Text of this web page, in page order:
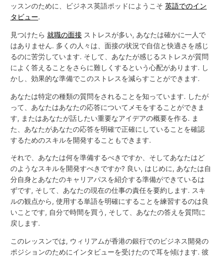
ッスンのために、ビジネス英語ポッドにようこそ英語でのイン
タビュー.
見つけたら就職の面接 ストレスが多い, あなたは確かに一人で
はありません. 多くの人々は、面接の状況で自信と快適さを感じ
るのに苦労しています. そして、あなたが感じるストレスが質問
によく答えることをさらに難しくするという心配があります. し
かし、効果的な準備でこのストレスを減らすことができます.
あなたは特定の種類の質問をされることを知っています. したが
って、あなたはあなたの応答についてメモをすることができま
す, またはあなたが話したい重要なアイデアの概要を作る. ま
た、あなたがあなたの応答を明確で正確にしていることを確認
するためのスキルを開発することもできます.
それで、あなたは何を準備するべきですか、そしてあなたはど
のようなスキルを開発すべきですか? 良い, はじめに, あなたは自
分自身とあなたのキャリアパスを紹介する準備ができているは
ずです, そして、あなたの現在の仕事の責任を要約します. スキ
ルの観点から, 使用する単語を明確にすることを練習するのは良
いことです, 自分で時間を買う, そして、あなたの答えを質問に
戻します.
このレッスンでは, ウィリアムが香港の銀行でのビジネス開発の
ポジションのためにインタビューを受けたので耳を傾けます. 彼